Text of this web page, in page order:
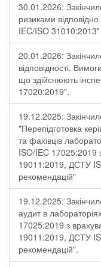
30.01.2026:
ризиками
IEC/ISO 31010:2013"
20.01.2026:
відповідності.
що здійснюють
17020:2019".
19.12.2025:
"Перепідготовка
та фахівців
ISO/IEC
19011:2019, ДСТУ
рекомендацій"
19.12.2025:
аудит в
17025:2019 з
19011:2019, ДСТУ
рекомендацій".